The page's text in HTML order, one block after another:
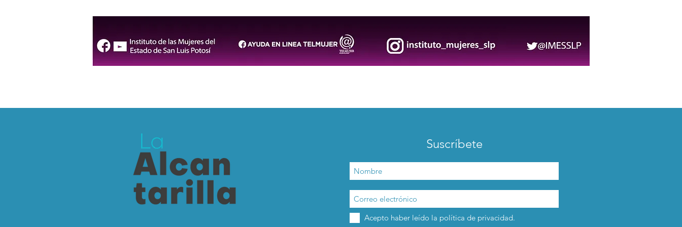
Suscríbete
Acepto haber leído la política de privacidad.